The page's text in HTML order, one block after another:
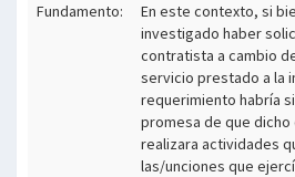
Fundamento:
En este contexto, si
investigado haber
contratista a cambio
servicio prestado a la
requerimiento habría
promesa de que
realizara actividades
las/unciones que